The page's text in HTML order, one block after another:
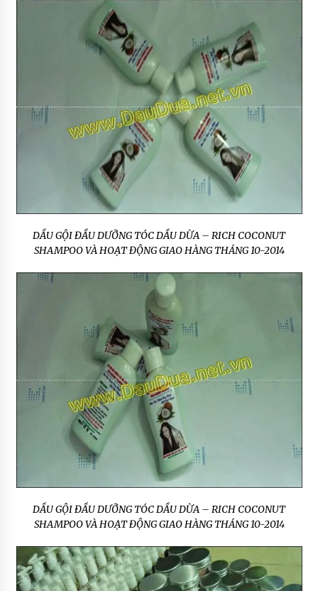
DẦU GỘI ĐẦU DƯỠNG TÓC DẦU DỪA – RICH COCONUT
SHAMPOO VÀ HOẠT ĐỘNG GIAO HÀNG THÁNG 10-2014
DẦU GỘI ĐẦU DƯỠNG TÓC DẦU DỪA – RICH COCONUT
SHAMPOO VÀ HOẠT ĐỘNG GIAO HÀNG THÁNG 10-2014